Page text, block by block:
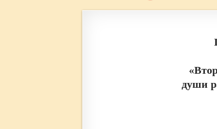
души